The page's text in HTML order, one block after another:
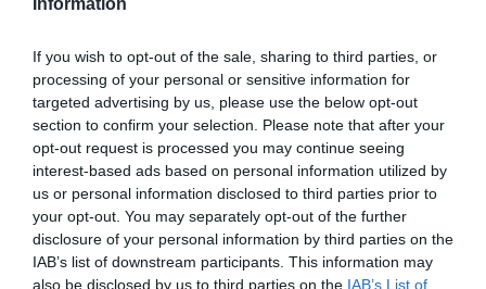
Information
If you wish to opt-out of the sale, sharing to third parties, or
processing of your personal or sensitive information for
targeted advertising by us, please use the below opt-out
section to confirm your selection. Please note that after your
opt-out request is processed you may continue seeing
interest-based ads based on personal information utilized by
us or personal information disclosed to third parties prior to
your opt-out. You may separately opt-out of the further
disclosure of your personal information by third parties on the
IAB’s list of downstream participants. This information may
also be disclosed by us to third parties on the IAB’s List of
alkalmazták, mert szakmailag csak az helyes,
ha az oltási sorozatot végigviszik – tette
hozzá.
Müller Cecília megköszönte a jelentkezést
azoknak, akik regisztráltak a koronavírus elleni
védőoltásra. Kitért a regisztrációnál
tapasztalható fennakadásokra is. Ezzel